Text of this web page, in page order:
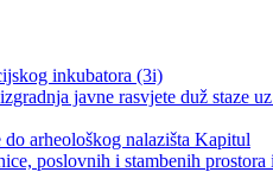
inkubatora (3i)
javne rasvjete duž staze
arheološkog nalazišta Kapitul
poslovnih i stambenih